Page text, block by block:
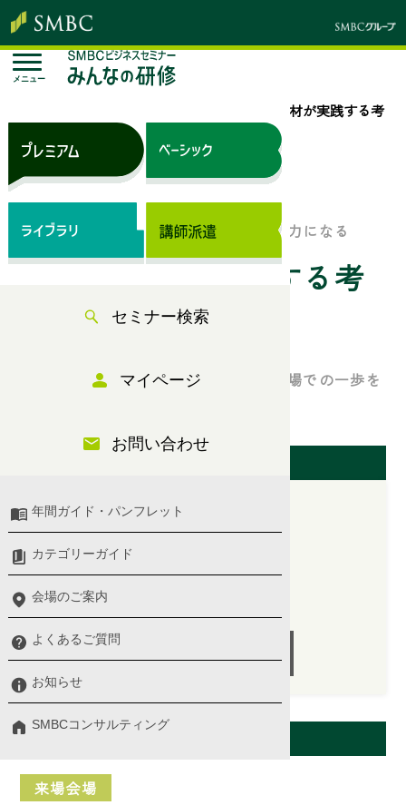
メニュー
セミナー検索
マイページ
お問い合わせ
年間ガイド・パンフレット
カテゴリーガイド
会場のご案内
よくあるご質問
お知らせ
SMBCコンサルティング
自律型人材が実践する考
来場セミナー
主体性を発揮して業務を推進する即戦力になる
自律型人材が実践する考
え方と行動
～自律型人材の基本行動を理解し、職場での一歩を
開催日（東京会場）
2025/10/21(火)
10:00 〜 17:00
会場案内
来場会場